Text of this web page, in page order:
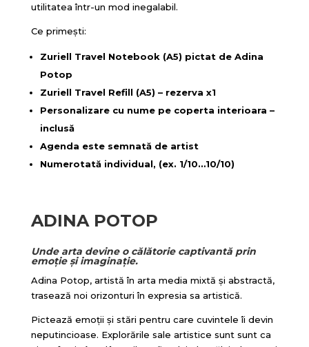
utilitatea într-un mod inegalabil.
Ce primești:
Zuriell Travel Notebook (A5) pictat de Adina
Potop
Zuriell Travel Refill (A5) – rezerva x1
Personalizare cu nume pe coperta interioara –
inclusă
Agenda este semnată de artist
Numerotată individual, (ex. 1/10…10/10)
ADINA POTOP
Unde arta devine o călătorie captivantă prin
emoție și imaginație.
Adina Potop, artistă în arta media mixtă și abstractă,
trasează noi orizonturi în expresia sa artistică.
Pictează emoții și stări pentru care cuvintele îi devin
neputincioase. Explorările sale artistice sunt sunt ca